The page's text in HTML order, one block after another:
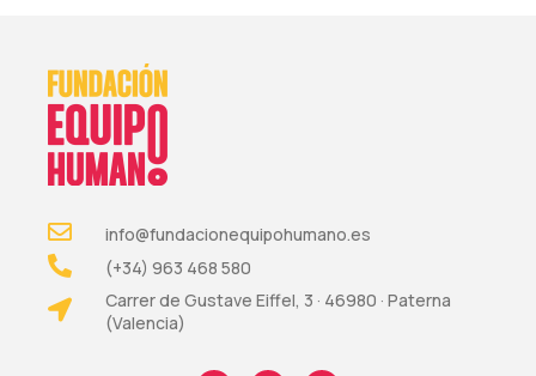
info@fundacionequipohumano.es
(+34) 963 468 580
Carrer de Gustave Eiffel, 3 · 46980 · Paterna
(Valencia)